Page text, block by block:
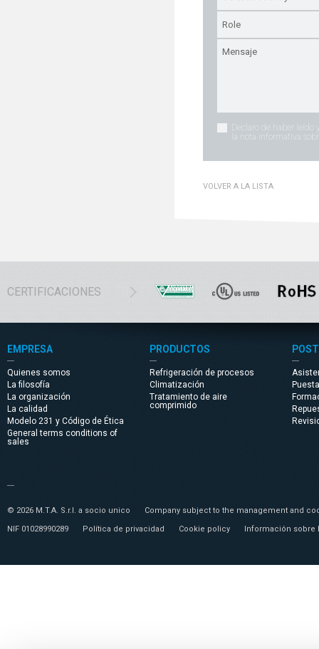
Declaro de haber leído
la nota informativa
VOLVER A LA LISTA
CERTIFICACIONES
EMPRESA
Quienes somos
La filosofía
La organización
La calidad
Modelo 231 y Código de Ética
General terms conditions of
sales
PRODUCTOS
Refrigeración de procesos
Climatización
Tratamiento de aire
comprimido
© 2026 M.T.A. S.r.l. a socio unico
Company subject to the management and
NIF 01028990289
Política de privacidad Cookie policy Información sobre